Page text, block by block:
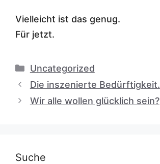
Vielleicht ist das genug.
Für jetzt.
Kategorien
Uncategorized
Die inszenierte Bedürftigkeit.
Wir alle wollen glücklich sein?
Suche